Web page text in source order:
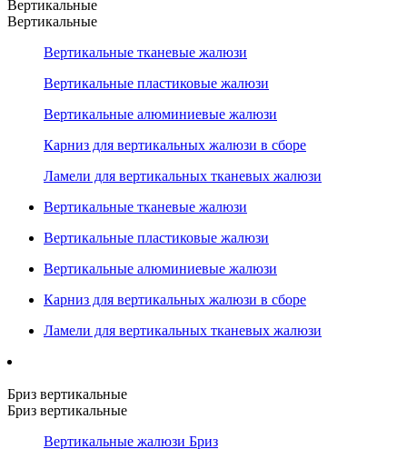
Вертикальные
Вертикальные
Вертикальные тканевые жалюзи
Вертикальные пластиковые жалюзи
Вертикальные алюминиевые жалюзи
Карниз для вертикальных жалюзи в сборе
Ламели для вертикальных тканевых жалюзи
Вертикальные тканевые жалюзи
Вертикальные пластиковые жалюзи
Вертикальные алюминиевые жалюзи
Карниз для вертикальных жалюзи в сборе
Ламели для вертикальных тканевых жалюзи
Бриз вертикальные
Бриз вертикальные
Вертикальные жалюзи Бриз